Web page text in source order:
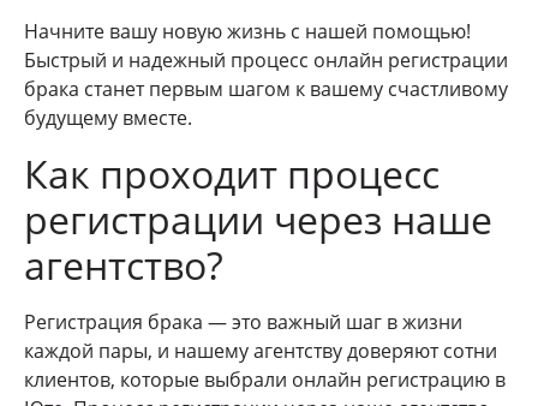
Начните вашу новую жизнь с нашей помощью!
Быстрый и надежный процесс онлайн регистрации
брака станет первым шагом к вашему счастливому
будущему вместе.
Как проходит процесс
регистрации через наше
агентство?
Регистрация брака — это важный шаг в жизни
каждой пары, и нашему агентству доверяют сотни
клиентов, которые выбрали онлайн регистрацию в